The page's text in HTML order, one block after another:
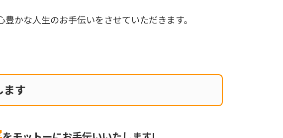
かな人生のお手伝いをさせていただきます。
ます